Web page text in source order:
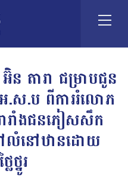
ន តារា ជម្រាបជូន
.ស.ប ពីការរំលោភ
រាំងជនភៀសសឹក
លំនៅឋានដោយ
ថ្នូរ